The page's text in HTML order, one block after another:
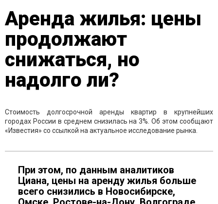
Аренда жилья: цены
продолжают
снижаться, но
надолго ли?
Стоимость долгосрочной аренды квартир в крупнейших
городах России в среднем снизилась на 3%. Об этом сообщают
«Известия» со ссылкой на актуальное исследование рынка.
При этом, по данным аналитиков
Циана, цены на аренду жилья больше
всего снизились в Новосибирске,